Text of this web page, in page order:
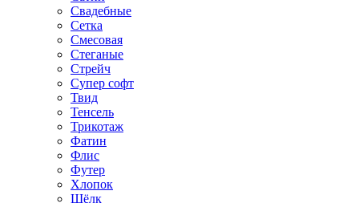
Свадебные
Сетка
Смесовая
Стеганые
Стрейч
Супер софт
Твид
Тенсель
Трикотаж
Фатин
Флис
Футер
Хлопок
Шёлк